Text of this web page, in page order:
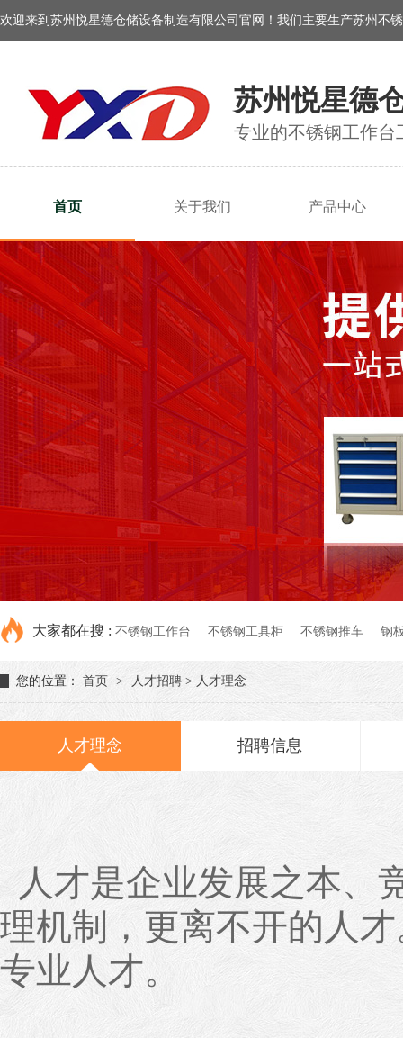
欢迎来到苏州悦星德仓储设备制造有限公司官网！我们主要生产苏州不
苏州悦星德
专业的不锈钢工作台
首页 关于我们 产品中心
大家都在搜 : 不锈钢工作台 不锈钢工具柜 不锈钢推车 钢
您的位置： 首页 > 人才招聘 > 人才理念
人才理念 招聘信息
人才是企业发展之本、
理机制，更离不开的人
专业人才。